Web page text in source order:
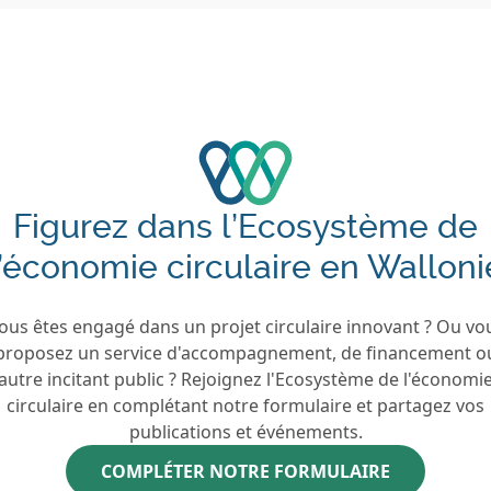
Figurez dans l’Ecosystème de
circulaire en
êtes engagé dans un projet circulaire innovant ? Ou
un service d'accompagnement, de financement
incitant public ? Rejoignez l'Ecosystème de
circulaire en complétant notre formulaire et partagez vos
publications et événements.
COMPLÉTER NOTRE FORMULAIRE